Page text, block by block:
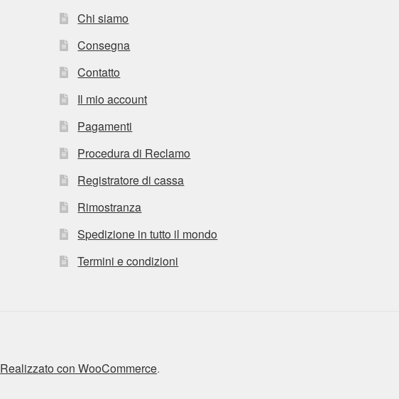
Chi siamo
Consegna
Contatto
Il mio account
Pagamenti
Procedura di Reclamo
Registratore di cassa
Rimostranza
Spedizione in tutto il mondo
Termini e condizioni
Realizzato con WooCommerce.